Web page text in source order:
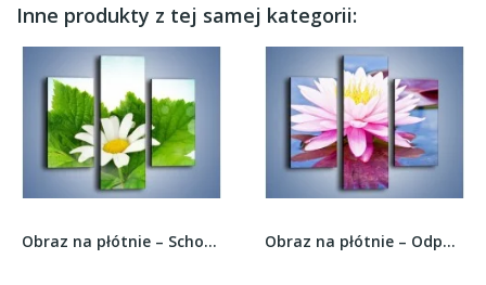
Inne produkty z tej samej kategorii:
Obraz na płótnie – Schowany w zieleni rumianek... Obraz na płótnie – Odpoczynek na wodzie z...